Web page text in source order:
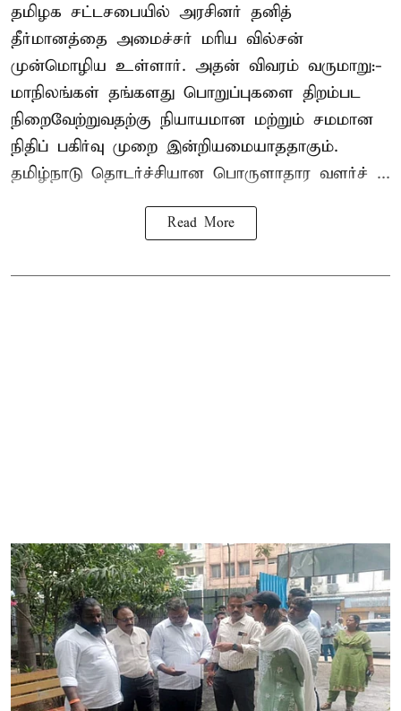
தமிழக சட்டசபையில் அரசினர் தனித்
தீர்மானத்தை அமைச்சர் மரிய வில்சன்
முன்மொழிய உள்ளார். அதன் விவரம் வருமாறு:-
மாநிலங்கள் தங்களது பொறுப்புகளை திறம்பட
நிறைவேற்றுவதற்கு நியாயமான மற்றும் சமமான
நிதிப் பகிர்வு முறை இன்றியமையாததாகும்.
தமிழ்நாடு தொடர்ச்சியான பொருளாதார வளர்ச் ...
Read More